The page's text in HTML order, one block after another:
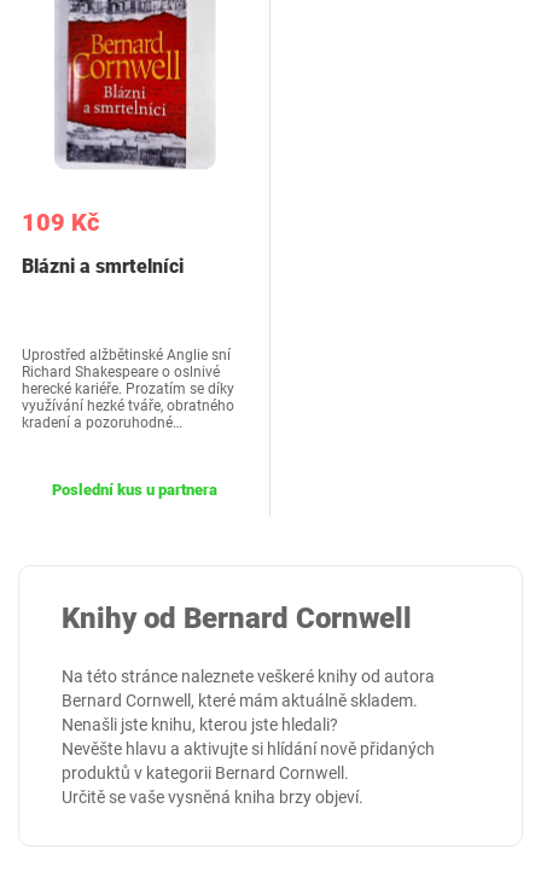
109 Kč
Blázni a smrtelníci
Uprostřed alžbětinské Anglie sní
Richard Shakespeare o oslnivé
herecké kariéře. Prozatím se díky
využívání hezké tváře, obratného
kradení a pozoruhodné…
Poslední kus u partnera
Knihy od Bernard Cornwell
Na této stránce naleznete veškeré knihy od autora
Bernard Cornwell, které mám aktuálně skladem.
Nenašli jste knihu, kterou jste hledali?
Nevěšte hlavu a aktivujte si hlídání nově přidaných
produktů v kategorii Bernard Cornwell .
Určitě se vaše vysněná kniha brzy objeví.